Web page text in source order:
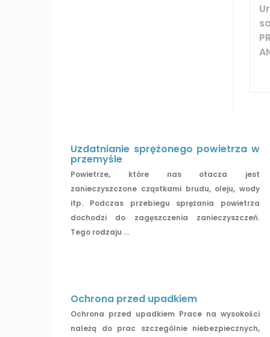
Uzdatnianie sprężonego powietrza w
przemyśle
Powietrze, które nas otacza jest
zanieczyszczone cząstkami brudu, oleju, wody
itp. Podczas przebiegu sprężania powietrza
dochodzi do zagęszczenia zanieczyszczeń.
Tego rodzaju ...
Ochrona przed upadkiem
Ochrona przed upadkiem Prace na wysokości
należą do prac szczególnie niebezpiecznych,